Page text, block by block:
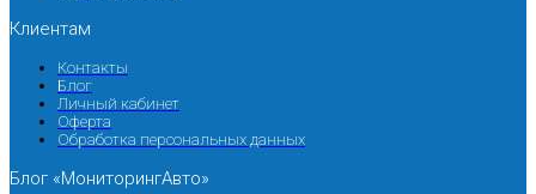
Клиентам
Контакты
Блог
Личный кабинет
Оферта
Обработка персональных данных
Блог «МониторингАвто»